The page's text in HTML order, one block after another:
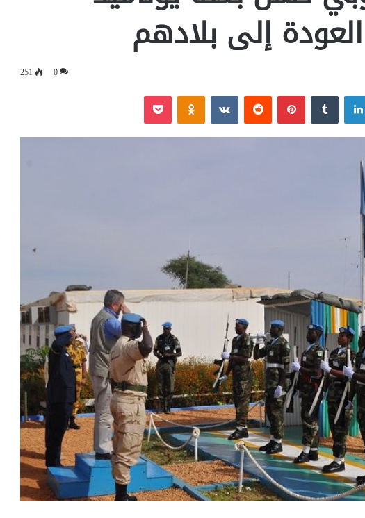
إلى بلادهم
0
251
لينكدإن بينتيريست